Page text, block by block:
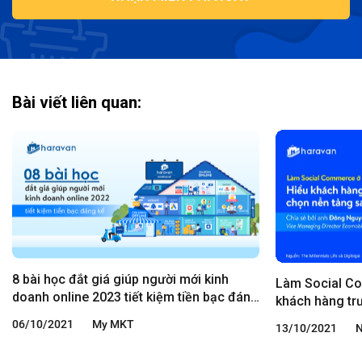
Bài viết liên quan:
8 bài học đắt giá giúp người mới kinh
doanh online 2023 tiết kiệm tiền bạc đáng
06/10/2021 My MKT
Làm Social
khách hàng
13/10/2021